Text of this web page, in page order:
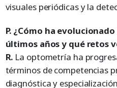
visuales periódicas y la
P. ¿Cómo ha
últimos años y qué retos
R. La optometría ha
términos de competencias
diagnóstica y